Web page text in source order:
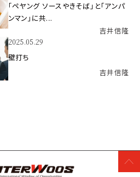
「ペヤング ソースやきそば」と「アンパ
ンマン」に共...
吉井信隆
2025.05.29
壁打ち
吉井信隆